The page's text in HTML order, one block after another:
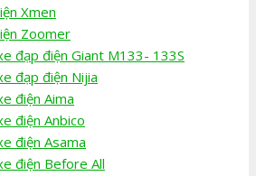
Xmen
Zoomer
đạp điện Giant M133- 133S
đạp điện Nijia
điện Aima
điện Anbico
điện Asama
điện Before All